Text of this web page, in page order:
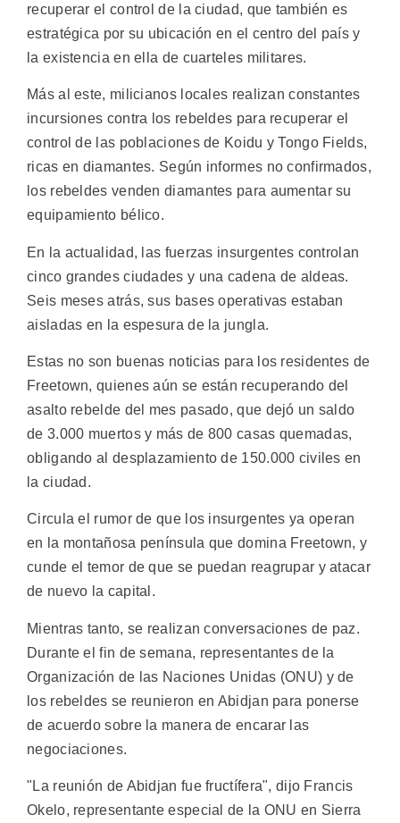
recuperar el control de la ciudad, que también es
estratégica por su ubicación en el centro del país y
la existencia en ella de cuarteles militares.
Más al este, milicianos locales realizan constantes
incursiones contra los rebeldes para recuperar el
control de las poblaciones de Koidu y Tongo Fields,
ricas en diamantes. Según informes no confirmados,
los rebeldes venden diamantes para aumentar su
equipamiento bélico.
En la actualidad, las fuerzas insurgentes controlan
cinco grandes ciudades y una cadena de aldeas.
Seis meses atrás, sus bases operativas estaban
aisladas en la espesura de la jungla.
Estas no son buenas noticias para los residentes de
Freetown, quienes aún se están recuperando del
asalto rebelde del mes pasado, que dejó un saldo
de 3.000 muertos y más de 800 casas quemadas,
obligando al desplazamiento de 150.000 civiles en
la ciudad.
Circula el rumor de que los insurgentes ya operan
en la montañosa península que domina Freetown, y
cunde el temor de que se puedan reagrupar y atacar
de nuevo la capital.
Mientras tanto, se realizan conversaciones de paz.
Durante el fin de semana, representantes de la
Organización de las Naciones Unidas (ONU) y de
los rebeldes se reunieron en Abidjan para ponerse
de acuerdo sobre la manera de encarar las
negociaciones.
"La reunión de Abidjan fue fructífera", dijo Francis
Okelo, representante especial de la ONU en Sierra